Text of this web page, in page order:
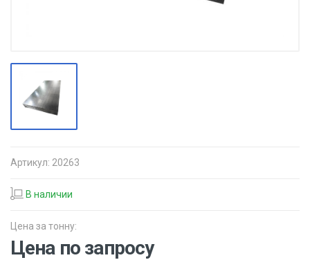
Артикул: 20263
В наличии
Цена за тонну:
Цена по запросу